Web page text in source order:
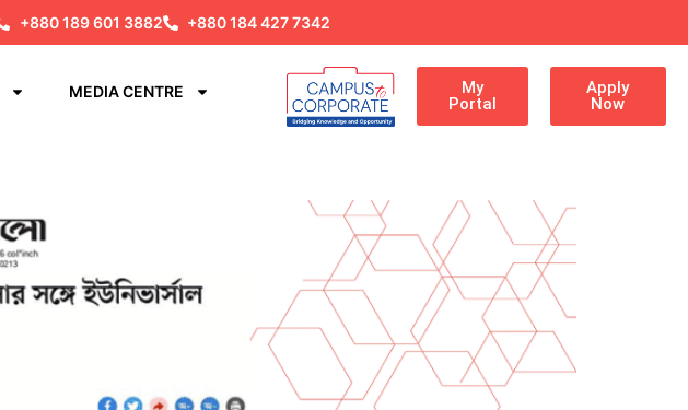
+880 189 601 3882 +880 184 427 7342
MEDIA CENTRE
My
Portal
Apply
Now